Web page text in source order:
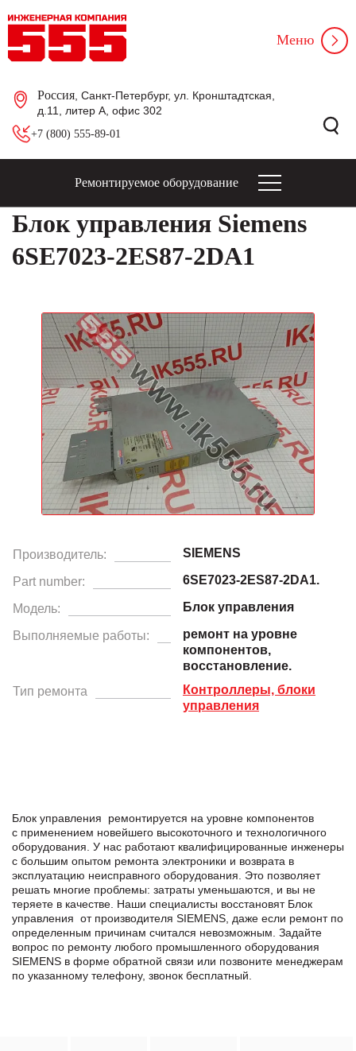
Россия , Санкт-Петербург, ул. Кронштадтская,
д.11, литер А, офис 302
+7 (800) 555-89-01
Меню
Ремонтируемое оборудование
Блок управления Siemens
6SE7023-2ES87-2DA1
Производитель: SIEMENS
Part number: 6SE7023-2ES87-2DA1.
Модель: Блок управления
Выполняемые работы:
ремонт на уровне
компонентов,
восстановление.
Тип ремонта
Контроллеры, блоки
управления
Блок управления ремонтируется на уровне компонентов
с применением новейшего высокоточного и технологичного
оборудования. У нас работают квалифицированные инженеры
с большим опытом ремонта электроники и возврата в
эксплуатацию неисправного оборудования. Это позволяет
решать многие проблемы: затраты уменьшаются, и вы не
теряете в качестве. Наши специалисты восстановят Блок
управления от производителя SIEMENS, даже если ремонт по
определенным причинам считался невозможным. Задайте
вопрос по ремонту любого промышленного оборудования
SIEMENS в формe обратной связи или позвоните менеджерам
по указанному телефону, звонок бесплатный.